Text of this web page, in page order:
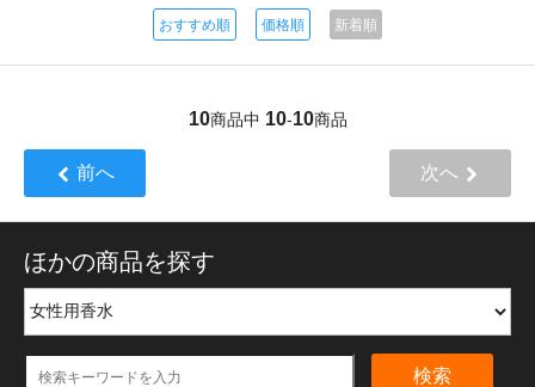
おすすめ順 価格順 新着順
10商品中 10-10商品
前へ 次へ
ほかの商品を探す
検索